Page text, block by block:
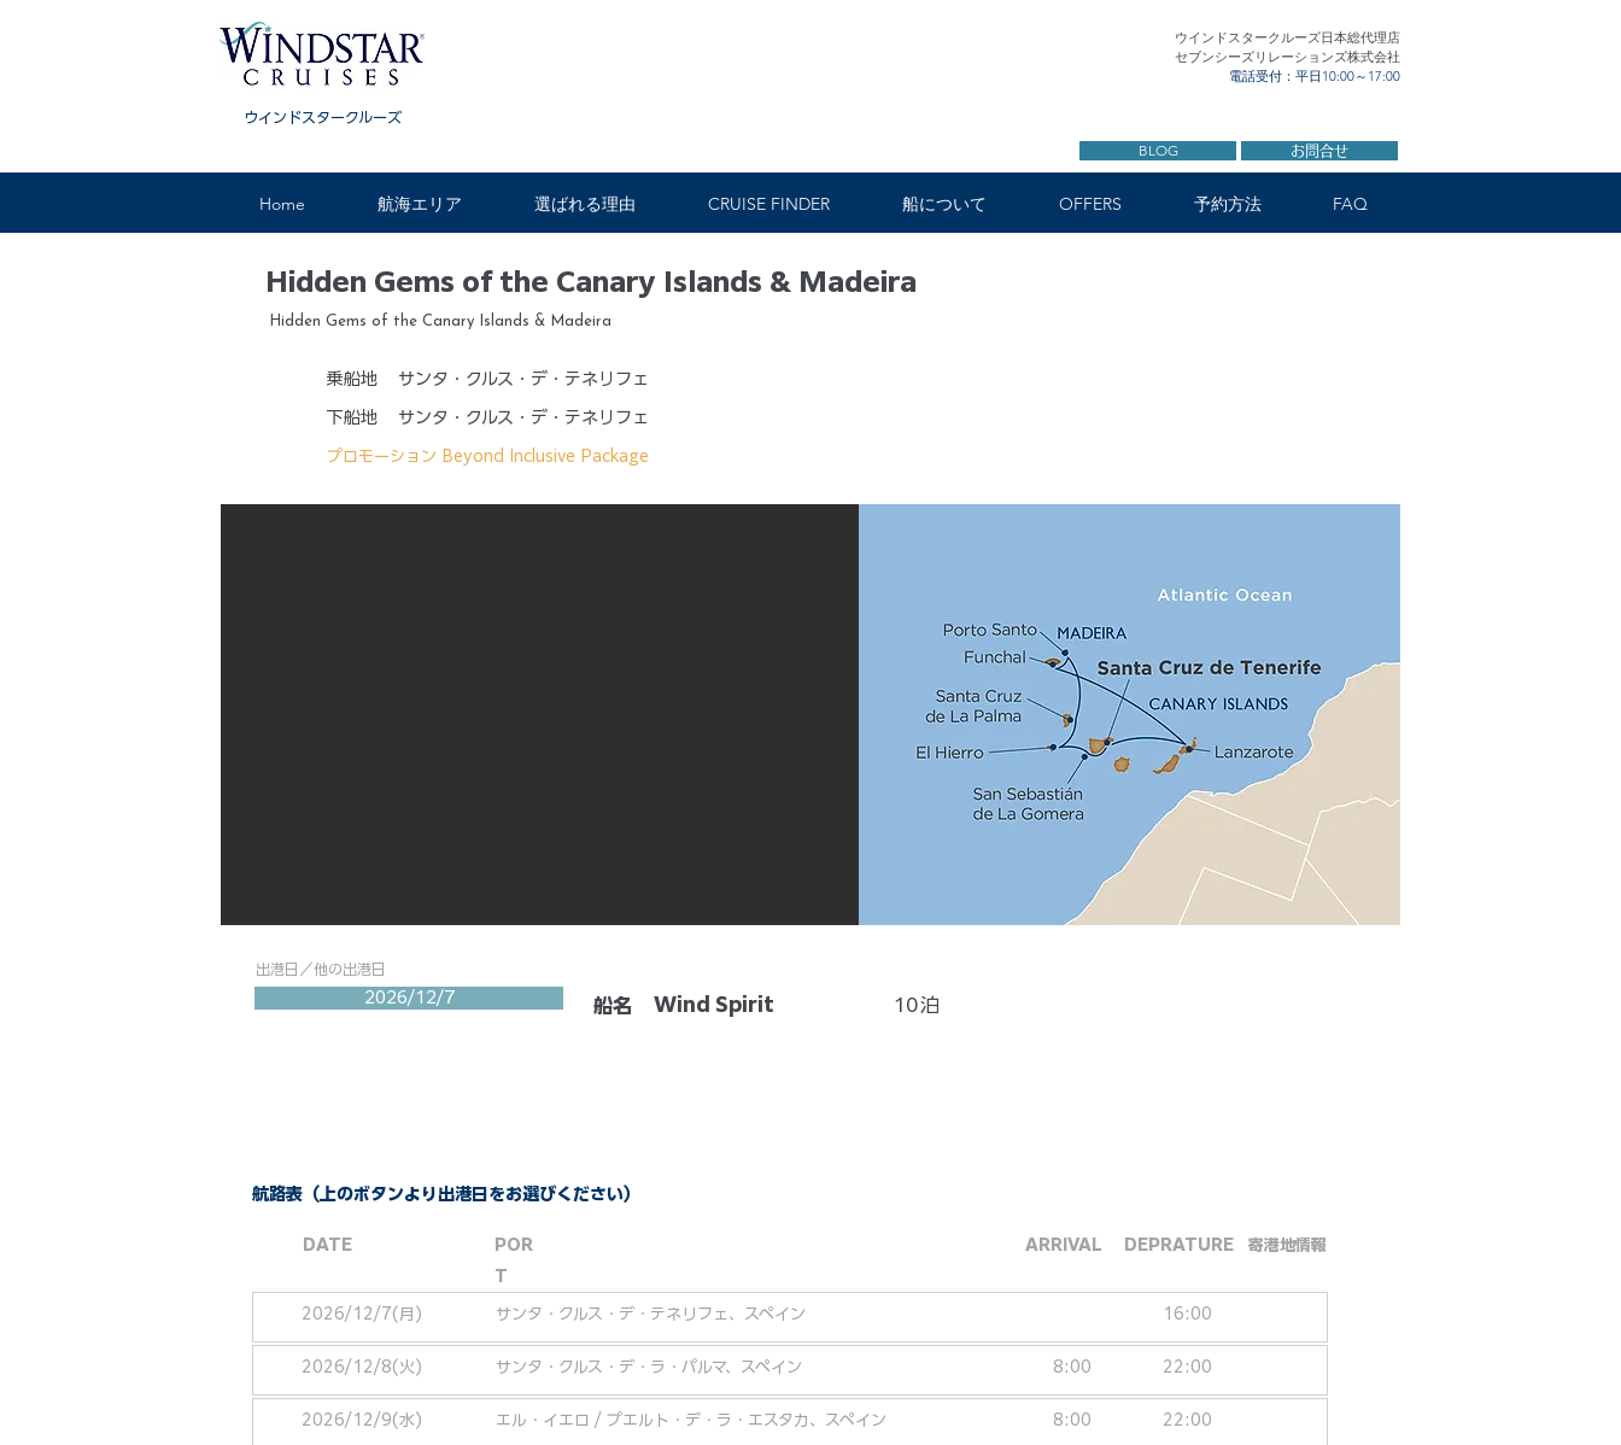
ウインドスタークルーズ
ウインドスタークルーズ日本総代理店
セブンシーズリレーションズ株式会社
電話受付：平日10:00～17:00
BLOG お問合せ
Home 航海エリア 選ばれる理由 CRUISE FINDER 船について OFFERS 予約方法 FAQ
Hidden Gems of the Canary Islands & Madeira
Hidden Gems of the Canary Islands & Madeira
乗船地 サンタ・クルス・デ・テネリフェ
下船地 サンタ・クルス・デ・テネリフェ
プロモーション Beyond Inclusive Package
出港日／他の出港日
2026/12/7 船名 Wind Spirit 10泊
航路表（上のボタンより出港日をお選びください）
DATE
POR
T
ARRIVAL DEPRATURE ​寄港地情報
2026/12/7(月) 16:00
サンタ・クルス・デ・テネリフェ、スペイン
2026/12/8(火) 8:00 22:00
サンタ・クルス・デ・ラ・パルマ、スペイン
2026/12/9(水) 8:00 22:00
エル・イエロ / プエルト・デ・ラ・エスタカ、スペイン